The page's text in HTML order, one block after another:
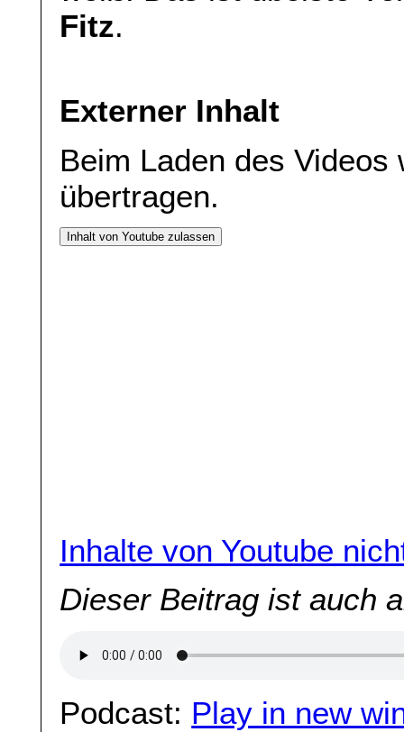
Fitz.
Externer Inhalt
Beim Laden des Videos
übertragen.
Inhalt von Youtube zulassen
Inhalte von Youtube
Dieser Beitrag ist auch
Podcast: Play in new